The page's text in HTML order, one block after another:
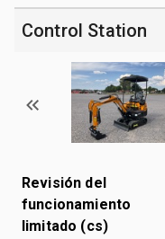
Control Station
Revisión del
funcionamiento
limitado (cs)